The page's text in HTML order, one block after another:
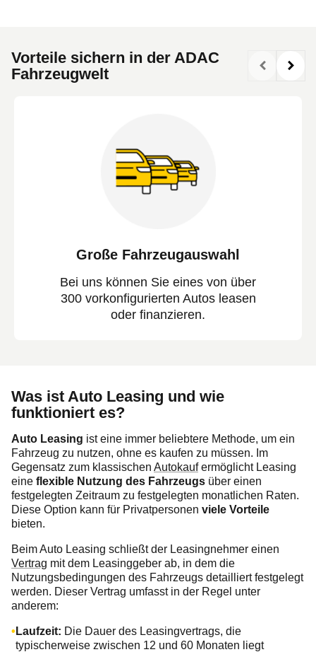
Vorteile sichern in der ADAC
Fahrzeugwelt
Große Fahrzeugauswahl
Bei uns können Sie eines von über
300 vorkonfigurierten Autos leasen
oder finanzieren.
Was ist Auto Leasing und wie
funktioniert es?
Auto Leasing ist eine immer beliebtere Methode, um ein
Fahrzeug zu nutzen, ohne es kaufen zu müssen. Im
Gegensatz zum klassischen Autokaufermöglicht Leasing
eine flexible Nutzung des Fahrzeugs über einen
festgelegten Zeitraum zu festgelegten monatlichen Raten.
Diese Option kann für Privatpersonen viele Vorteile
bieten.
Beim Auto Leasing schließt der Leasingnehmer einen
Vertrag mit dem Leasinggeber ab, in dem die
Nutzungsbedingungen des Fahrzeugs detailliert festgelegt
werden. Dieser Vertrag umfasst in der Regel unter
anderem:
Laufzeit: Die Dauer des Leasingvertrags, die
typischerweise zwischen 12 und 60 Monaten liegt